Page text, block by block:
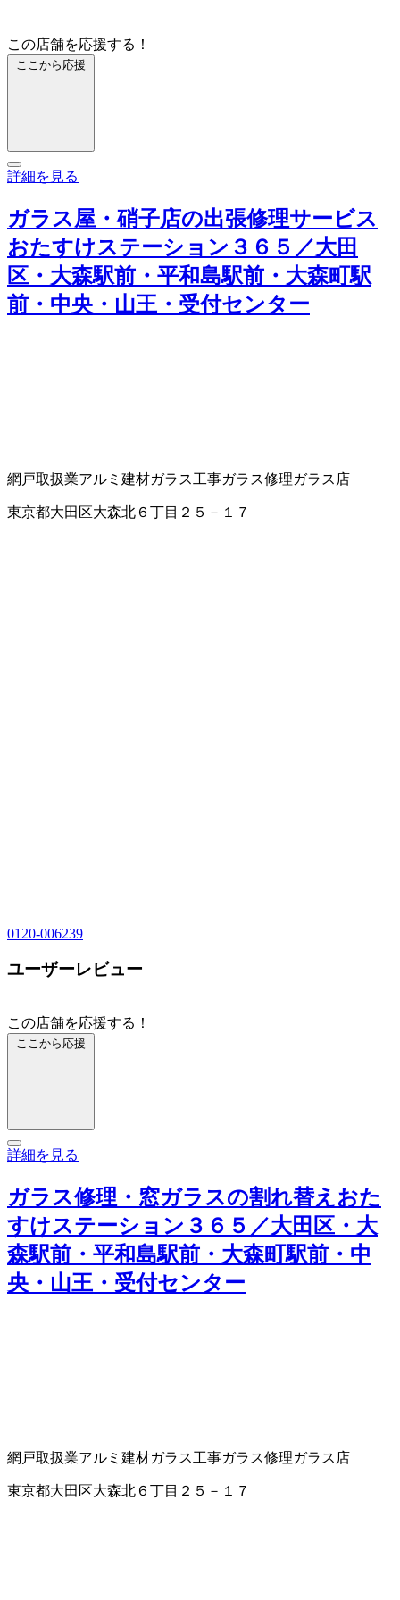
この店舗を応援する！
ここから応援
詳細を見る
ガラス屋・硝子店の出張修理サービス
おたすけステーション３６５／大田
区・大森駅前・平和島駅前・大森町駅
前・中央・山王・受付センター
網戸取扱業アルミ建材ガラス工事ガラス修理ガラス店
東京都大田区大森北６丁目２５－１７
0120-006239
ユーザーレビュー
この店舗を応援する！
ここから応援
詳細を見る
ガラス修理・窓ガラスの割れ替えおた
すけステーション３６５／大田区・大
森駅前・平和島駅前・大森町駅前・中
央・山王・受付センター
網戸取扱業アルミ建材ガラス工事ガラス修理ガラス店
東京都大田区大森北６丁目２５－１７